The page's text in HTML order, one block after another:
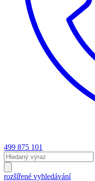
499 875 101
rozšířené vyhledávání